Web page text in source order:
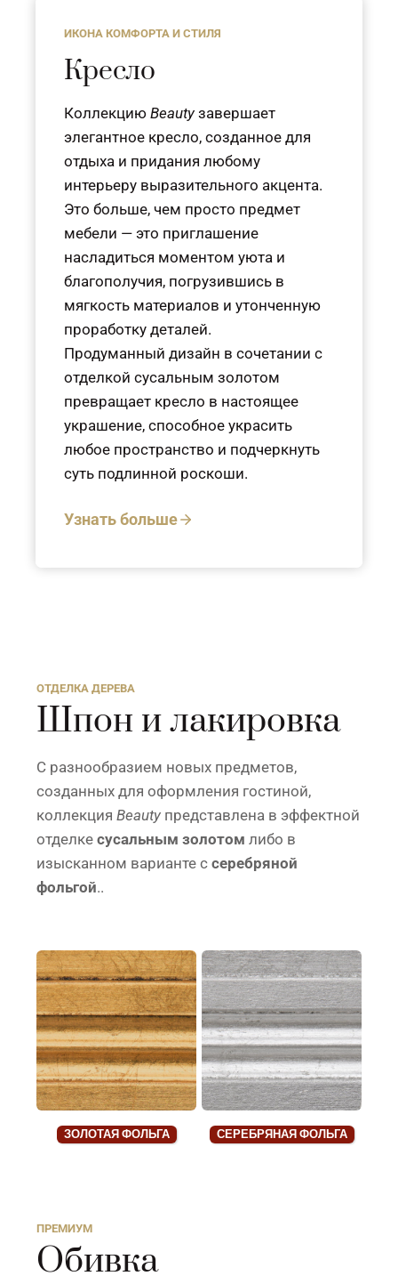
ИКОНА КОМФОРТА И СТИЛЯ
Кресло
Коллекцию Beauty завершает
элегантное кресло, созданное для
отдыха и придания любому
интерьеру выразительного акцента.
Это больше, чем просто предмет
мебели — это приглашение
насладиться моментом уюта и
благополучия, погрузившись в
мягкость материалов и утонченную
проработку деталей.
Продуманный дизайн в сочетании с
отделкой сусальным золотом
превращает кресло в настоящее
украшение, способное украсить
любое пространство и подчеркнуть
суть подлинной роскоши.
Узнать больше
ОТДЕЛКА ДЕРЕВА
Шпон и лакировка
С разнообразием новых предметов,
созданных для оформления гостиной,
коллекция Beauty представлена в эффектной
отделке сусальным золотом либо в
изысканном варианте с серебряной
фольгой..
ЗОЛОТАЯ ФОЛЬГА СЕРЕБРЯНАЯ ФОЛЬГА
ПРЕМИУМ
Обивка